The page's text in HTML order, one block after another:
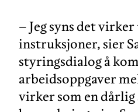
– Jeg syns det
instruksjoner, sier
styringsdialog å
arbeidsoppgaver
virker som en dårlig